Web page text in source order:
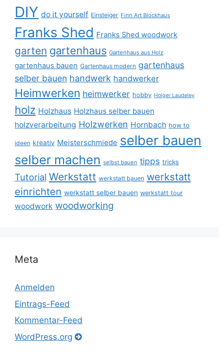
DIY do it yourself Einsteiger Finn Art Blockhaus
Franks Shed Franks Shed woodwork
garten gartenhaus Gartenhaus aus Holz
gartenhaus bauen Gartenhaus modern gartenhaus
selber bauen handwerk handwerker
Heimwerken heimwerker hobby Holger Laudeley
holz Holzhaus Holzhaus selber bauen
holzverarbeitung Holzwerken Hornbach how to
ideen kreativ Meisterschmiede selber bauen
selber machen selbst bauen tipps tricks
Tutorial Werkstatt werkstatt bauen werkstatt
einrichten werkstatt selber bauen werkstatt tour
woodwork woodworking
Meta
Anmelden
Eintrags-Feed
Kommentar-Feed
WordPress.org